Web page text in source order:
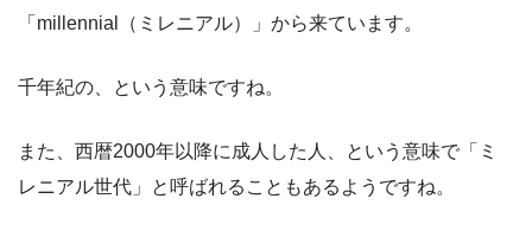
「millennial（ミレニアル）」から来ています。
千年紀の、という意味ですね。
また、西暦2000年以降に成人した人、という意味で「ミ
レニアル世代」と呼ばれることもあるようですね。